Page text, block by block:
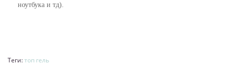
ноутбука и тд).
Теги:топ гель